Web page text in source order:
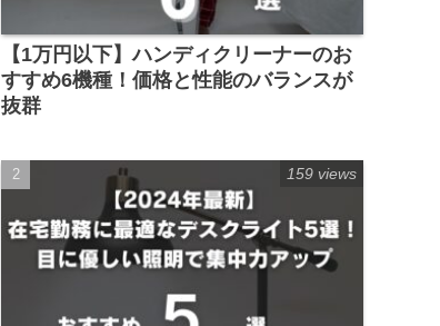
【1万円以下】ハンディクリーナーのお
すすめ6機種！価格と性能のバランスが
抜群
159 views